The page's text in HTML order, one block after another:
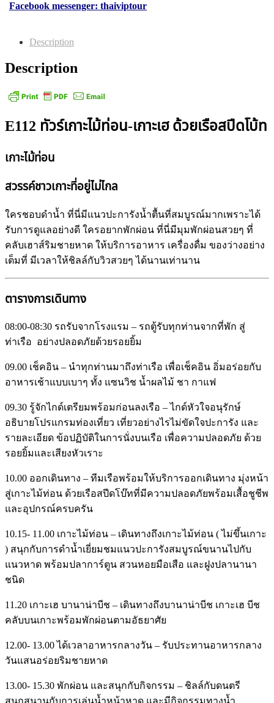
Facebook messenger: thaiviptour
Description
Description
E112 ทัวร์เกาะไม้ท่อน-เกาะเฮ ด้วยเรือสปีดโบ้ท
เกาะไม้ท่อน
สวรรค์ชาวเกาะที่อยู่ไม่ไกล
ใครชอบดำน้ำ ที่นี่มีแนวปะการังน้ำตื้นที่สมบูรณ์มากเพราะได้
รับการดูแลอย่างดี ใครอยากพักผ่อน ที่นี่มีมุมพักผ่อนสวยๆ ที่
คลับเฮาส์ริมชายหาด ให้บริการอาหาร เครื่องดื่ม ของว่างอย่าง
เต็มที่ มีเวลาให้ชิลล์กับวิวสวยๆ ได้นานเท่านาน
ตารางการเดินทาง
08:00-08:30 รถรับจากโรงแรม – รถตู้รับทุกท่านจากที่พัก สู่
ท่าเรือ อย่างปลอดภัยด้วยรอยยิ้ม
09.00 เช็คอิน – นำทุกท่านมาถึงท่าเรือ เพื่อเช็คอิน อิ่มอร่อยกับ
อาหารเช้าแบบเบาๆ ทั้ง แซนวิช น้ำผลไม้ ชา กาแฟ
09.30 รู้จักไกด์เตรียมพร้อมก่อนลงเรือ – ไกด์หัวใจอนุรักษ์
อธิบายโปรแกรมท่องเที่ยว เที่ยวอย่างไรไม่ขัดใจปะการัง และ
รายละเอียด ข้อปฏิบัติในการนั่งบนเรือ เพื่อความปลอดภัย ด้วย
รอยยิ้มและเสียงหัวเราะ
10.00 ออกเดินทาง – ทีมเรือพร้อมให้บริการออกเดินทาง มุ่งหน้า
สู่เกาะไม้ท่อน ด้วยเรือสปีดโบ๊ทที่มีความปลอดภัยพร้อมเสื้อชูชีพ
และอุปกรณ์ครบครัน
10.15- 11.00 เกาะไม้ท่อน – เดินทางถึงเกาะไม้ท่อน ( ไม่ขึ้นเกาะ
) สนุกกับการดำน้ำเยี่ยมชมแนวปะการังสมบูรณ์ขนานไปกับ
แนวหาด พร้อมปลาการ์ตูน สวนหอยมือเสือ และฝูงปลานานา
ชนิด
11.20 เกาะเฮ บานาน่าบีช – เดินทางถึงบานาน่าบีช เกาะเฮ บีช
คลับบนเกาะพร้อมพักผ่อนตามอัธยาศัย
12.00- 13.00ได้เวลาอาหารกลางวัน – รับประทานอาหารกลาง
วันแสนอร่อยริมชายหาด
13.00- 15.30 พักผ่อน และสนุกกับกิจกรรม – ชิลล์กับดนตรี